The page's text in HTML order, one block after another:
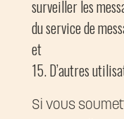
surveiller les
du service de
et
D’autres
Si vous